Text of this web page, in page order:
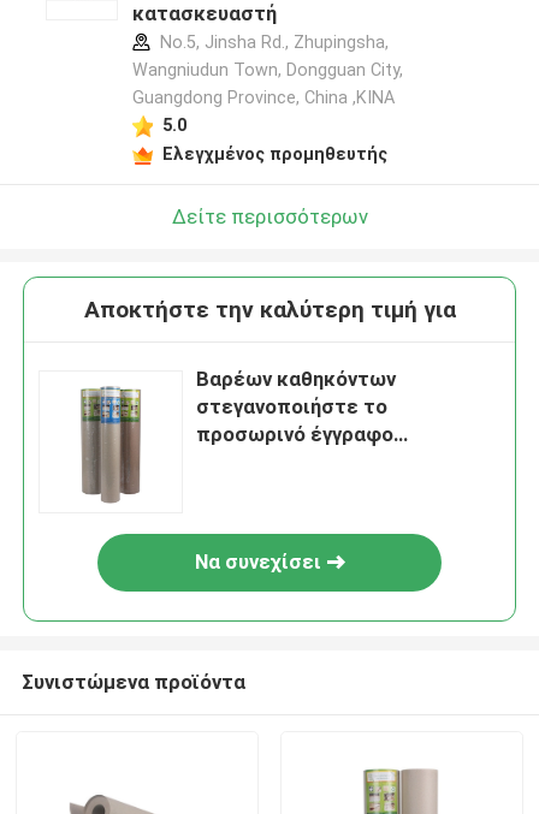
κατασκευαστή
No.5, Jinsha Rd., Zhupingsha,
Wangniudun Town, Dongguan City,
Guangdong Province, China ,ΚΙΝΑ
5.0
Ελεγχμένος προμηθευτής
Δείτε περισσότερων
Αποκτήστε την καλύτερη τιμή για
Βαρέων καθηκόντων
στεγανοποιήστε το
προσωρινό έγγραφο
Να συνεχίσει
Συνιστώμενα προϊόντα